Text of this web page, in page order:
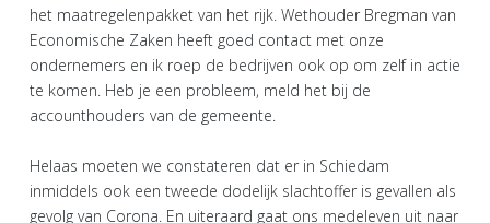
het maatregelenpakket van het rijk. Wethouder Bregman van
Economische Zaken heeft goed contact met onze
ondernemers en ik roep de bedrijven ook op om zelf in actie
te komen. Heb je een probleem, meld het bij de
accounthouders van de gemeente.
Helaas moeten we constateren dat er in Schiedam
inmiddels ook een tweede dodelijk slachtoffer is gevallen als
gevolg van Corona. En uiteraard gaat ons medeleven uit naar